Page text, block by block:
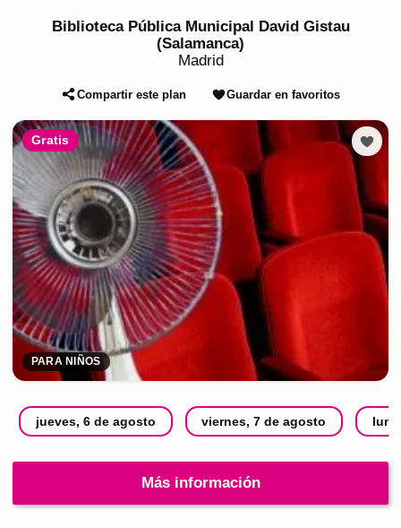
Biblioteca Pública Municipal David Gistau
(Salamanca)
Madrid
Compartir este plan Guardar en favoritos
Gratis
PARA NIÑOS
jueves, 6 de agosto viernes, 7 de agosto
Más información